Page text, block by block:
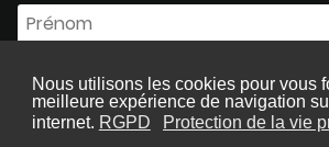
Nous utilisons les cookies pour vous
meilleure expérience de navigation
internet. RGPD Protection de la vie